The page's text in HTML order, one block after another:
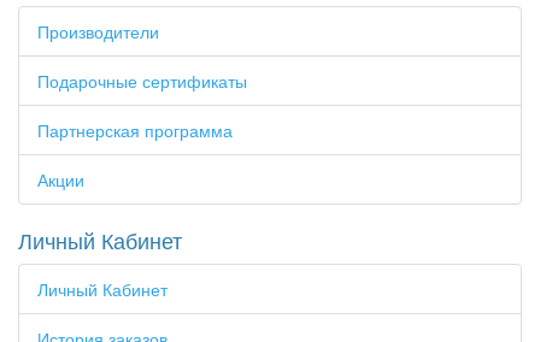
Производители
Подарочные сертификаты
Партнерская программа
Акции
Личный Кабинет
Личный Кабинет